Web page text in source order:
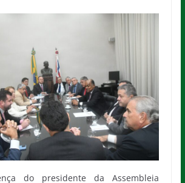
do presidente da Assembleia